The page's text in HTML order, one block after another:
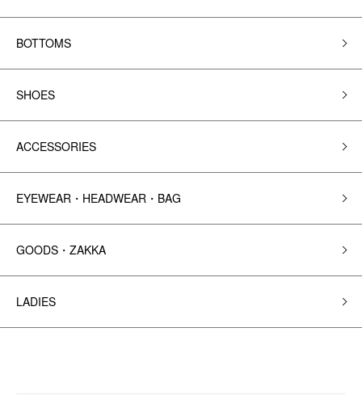
BOTTOMS
SHOES
ACCESSORIES
EYEWEAR・HEADWEAR・BAG
GOODS・ZAKKA
LADIES